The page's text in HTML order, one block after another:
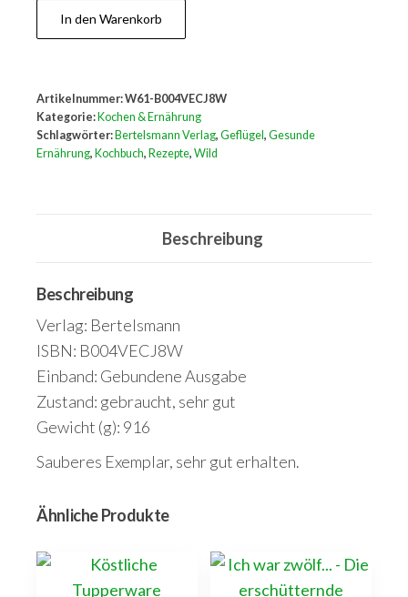
Das
neue
und
Wild.
Natürlicher
In den Warenkorb
Artikelnummer:W61-B004VECJ8W
Kategorie: Kochen & Ernährung
Schlagwörter: Bertelsmann Verlag, Geflügel , Gesunde
Ernährung, Kochbuch, Rezepte, Wild
Beschreibung
Beschreibung
Verlag: Bertelsmann
ISBN: B004VECJ8W
Einband: Gebundene Ausgabe
Zustand: gebraucht, sehr gut
Gewicht (g): 916
Sauberes Exemplar, sehr gut erhalten.
Ähnliche Produkte